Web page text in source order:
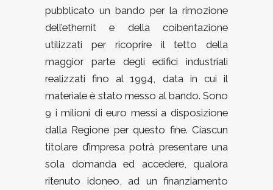
pubblicato un bando per la rimozione
dell’ethernit e della coibentazione
utilizzati per ricoprire il tetto della
maggior parte degli edifici industriali
realizzati fino al 1994, data in cui il
materiale è stato messo al bando. Sono
9 i milioni di euro messi a disposizione
dalla Regione per questo fine. Ciascun
titolare d’impresa potrà presentare una
sola domanda ed accedere, qualora
ritenuto idoneo, ad un finanziamento